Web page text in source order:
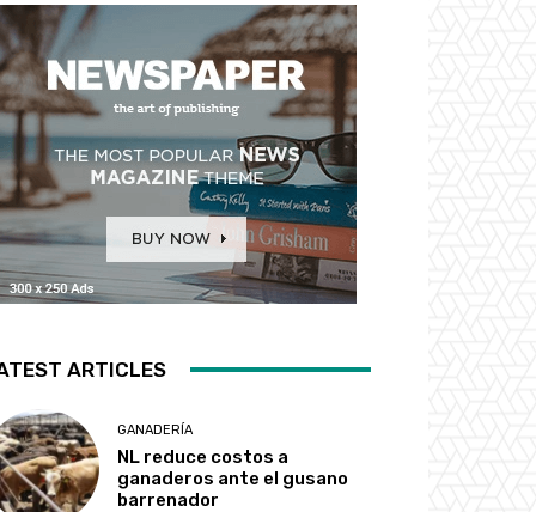
ARTICLES
GANADERÍA
NL reduce costos a
ganaderos ante el gusano
barrenador